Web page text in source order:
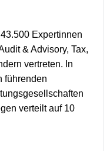
Expertinnen
& Advisory, Tax,
vertreten. In
führenden
verteilt auf 10